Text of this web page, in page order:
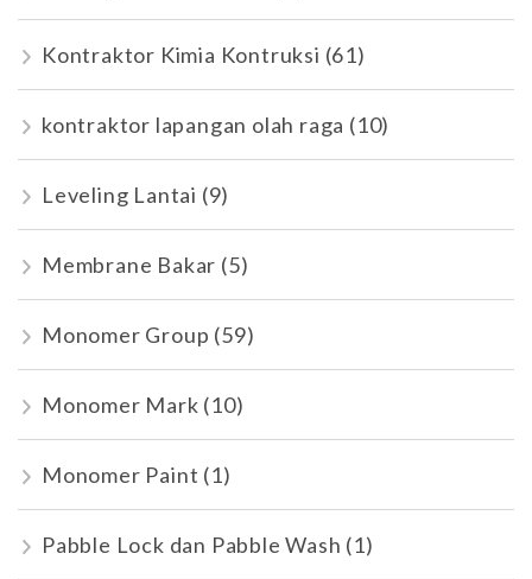
Kontraktor Kimia Kontruksi (61)
kontraktor lapangan olah raga (10)
Leveling Lantai (9)
Membrane Bakar (5)
Monomer Group (59)
Monomer Mark (10)
Monomer Paint (1)
Pabble Lock dan Pabble Wash (1)